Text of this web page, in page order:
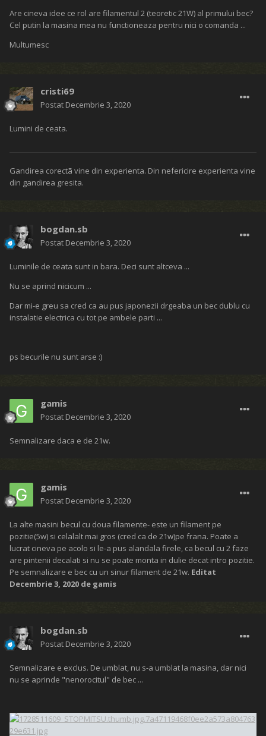
Are cineva idee ce rol are filamentul 2 (teoretic 21W) al primului bec?
Cel putin la masina mea nu functioneaza pentru nici o comanda ...
Multumesc
cristi69
Postat Decembrie 3, 2020
Lumini de ceata.
Gandirea corectã vine din experienta. Din nefericire experienta vine
din gandirea gresita.
bogdan.sb
Postat Decembrie 3, 2020
Luminile de ceata sunt in bara. Deci sunt altceva ...
Nu se aprind nicicum ...
Dar mi-e greu sa cred ca au pus japonezii drgeaba un bec dublu cu
instalatie electrica cu tot pe ambele parti ...
ps becurile nu sunt arse :)
gamis
Postat Decembrie 3, 2020
Semnalizare daca e de 21w.
gamis
Postat Decembrie 3, 2020
La alte masini becul cu doua filamente- este un filament pe
pozitie(5w) si celalalt mai gros (cred ca de 21w)pe frana. Poate a
lucrat cineva pe acolo si le-a pus alandala firele, ca becul cu 2 faze
are pintenii decalati si nu se poate monta in dulie decat intro pozitie.
Pe semnalizare e bec cu un sinur filament de 21w. Editat
Decembrie 3, 2020 de gamis
bogdan.sb
Postat Decembrie 3, 2020
Semnalizare e exclus. De umblat, nu s-a umblat la masina, dar nici
nu se aprinde "nenorocitul" de bec ...